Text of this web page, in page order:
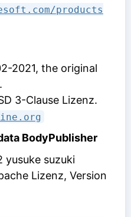
products
2021, the original
3-Clause Lizenz.
BodyPublisher
suzuki
Lizenz, Version